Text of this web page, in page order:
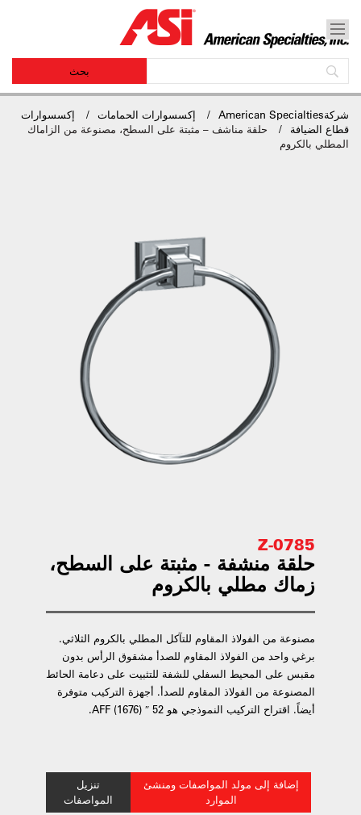
شركةAmerican Specialties إكسسوارات الحمامات
إكسسوارات
قطاع الضيافة
حلقة مناشف – مثبتة على السطح، مصنوعة من الزاماك
المطلي بالكروم
0785-Z
حلقة منشفة - مثبتة على السطح،
زماك مطلي بالكروم
مصنوعة من الفولاذ المقاوم للتآكل المطلي بالكروم الثلاثي.
برغي واحد من الفولاذ المقاوم للصدأ مشقوق الرأس بدون
مقبس على المحيط السفلي للشفة للتثبيت على دعامة الحائط
المصنوعة من الفولاذ المقاوم للصدأ. أجهزة التركيب متوفرة
أيضاً. اقتراح التركيب النموذجي هو 52 ″ (1676) AFF.
إضافة إلى مولد المواصفات ومنشئ
الموارد
تنزيل
المواصفات